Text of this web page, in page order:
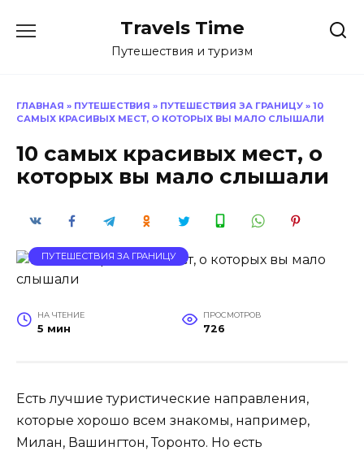
Travels Time
Путешествия и туризм
ГЛАВНАЯ » ПУТЕШЕСТВИЯ » ПУТЕШЕСТВИЯ ЗА ГРАНИЦУ » 10
САМЫХ КРАСИВЫХ МЕСТ, О КОТОРЫХ ВЫ МАЛО СЛЫШАЛИ
10 самых красивых мест, о
которых вы мало слышали
ПУТЕШЕСТВИЯ ЗА ГРАНИЦУ
НА ЧТЕНИЕ
5 мин
ПРОСМОТРОВ
726
Есть лучшие туристические направления,
которые хорошо всем знакомы, например,
Милан, Вашингтон, Торонто. Но есть